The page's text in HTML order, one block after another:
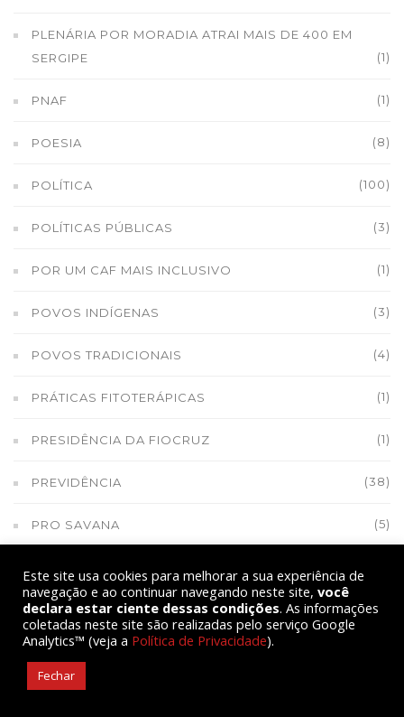
PLENÁRIA POR MORADIA ATRAI MAIS DE 400 EM
SERGIPE
(1)
PNAF (1)
POESIA (8)
POLÍTICA (100)
POLÍTICAS PÚBLICAS (3)
POR UM CAF MAIS INCLUSIVO (1)
POVOS INDÍGENAS (3)
POVOS TRADICIONAIS (4)
PRÁTICAS FITOTERÁPICAS (1)
PRESIDÊNCIA DA FIOCRUZ (1)
PREVIDÊNCIA (38)
PRO SAVANA (5)
PRODUÇÃO DE ARROZ NO RIO DE JANEIRO (1)
PROGRAMA ARROZ DA GENTE
PROGRAMA CAMPONÊS
Este site usa cookies para melhorar a sua experiência de
navegação e ao continuar navegando neste site, você
declara estar ciente dessas condições. As informações
coletadas neste site são realizadas pelo serviço Google
Analytics™ (veja a Política de Privacidade).
Fechar